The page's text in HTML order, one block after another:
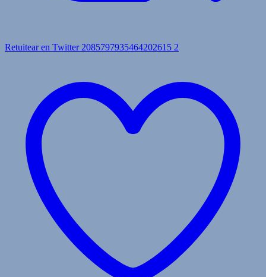
Retuitear en Twitter 2085797935464202615 2